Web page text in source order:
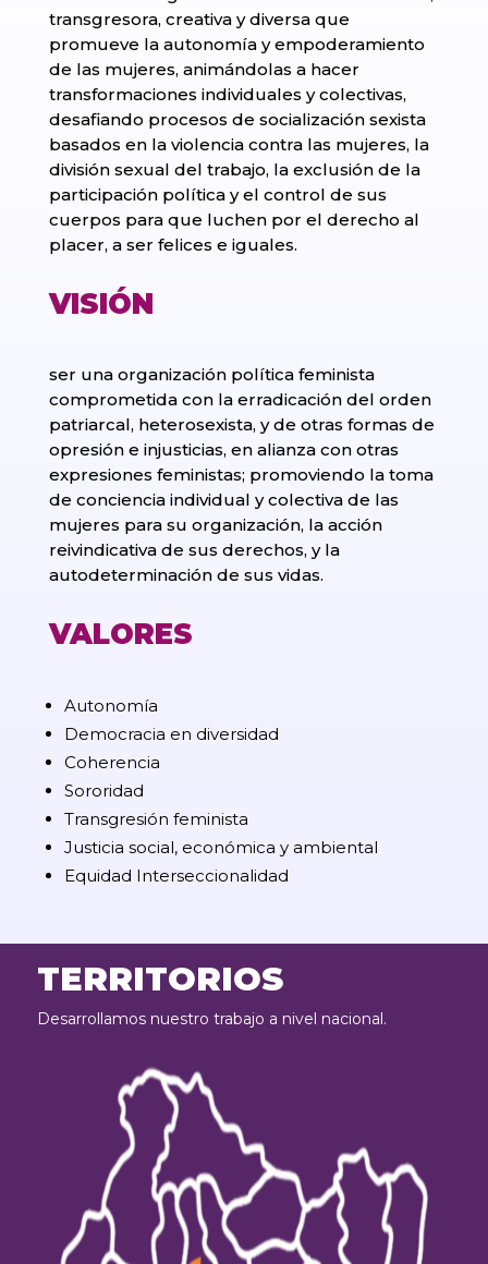
transgresora, creativa y diversa que
promueve la autonomía y empoderamiento
de las mujeres, animándolas a hacer
transformaciones individuales y colectivas,
desafiando procesos de socialización sexista
basados en la violencia contra las mujeres, la
división sexual del trabajo, la exclusión de la
participación política y el control de sus
cuerpos para que luchen por el derecho al
placer, a ser felices e iguales.
VISIÓN
ser una organización política feminista
comprometida con la erradicación del orden
patriarcal, heterosexista, y de otras formas de
opresión e injusticias, en alianza con otras
expresiones feministas; promoviendo la toma
de conciencia individual y colectiva de las
mujeres para su organización, la acción
reivindicativa de sus derechos, y la
autodeterminación de sus vidas.
VALORES
Autonomía
Democracia en diversidad
Coherencia
Sororidad
Transgresión feminista
Justicia social, económica y ambiental
Equidad Interseccionalidad
TERRITORIOS
Desarrollamos nuestro trabajo a nivel nacional.